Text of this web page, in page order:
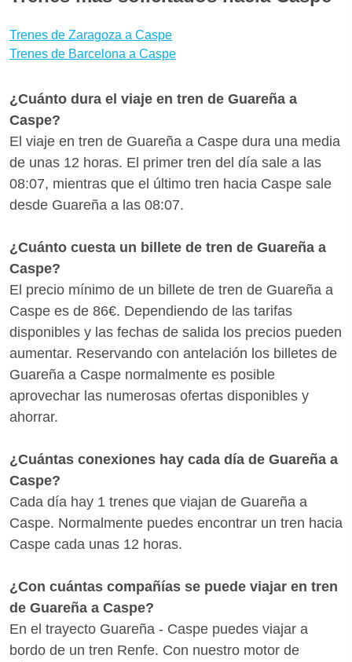
Caspe te aconsejamos que reserves tus billetes con
bastante antelación para aprovechar las
medios de transporte mejores para llegar a Caspe
desde Guareña? Con Wanderio puedes comparar
trenes, y escoger la mejor opción para ti en pocos
clics.
Trenes de Zaragoza a Caspe
Trenes de Barcelona a Caspe
¿Cuánto dura el viaje en tren de Guareña a
Caspe?
El viaje en tren de Guareña a Caspe dura una media
de unas 12 horas. El primer tren del día sale a las
08:07, mientras que el último tren hacia Caspe sale
desde Guareña a las 08:07.
¿Cuánto cuesta un billete de tren de Guareña a
Caspe?
El precio mínimo de un billete de tren de Guareña a
Caspe es de 86€. Dependiendo de las tarifas
disponibles y las fechas de salida los precios pueden
aumentar. Reservando con antelación los billetes de
Guareña a Caspe normalmente es posible
aprovechar las numerosas ofertas disponibles y
ahorrar.
¿Cuántas conexiones hay cada día de Guareña a
Caspe?
Cada día hay 1 trenes que viajan de Guareña a
Caspe. Normalmente puedes encontrar un tren hacia
Caspe cada unas 12 horas.
¿Con cuántas compañías se puede viajar en tren
de Guareña a Caspe?
En el trayecto Guareña - Caspe puedes viajar a
bordo de un tren Renfe. Con nuestro motor de